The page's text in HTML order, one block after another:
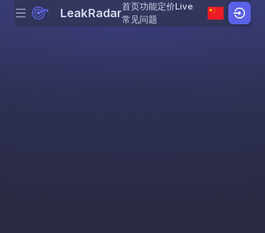
Skip to content
Menu LeakRadar首页功能定价Live
常见问题